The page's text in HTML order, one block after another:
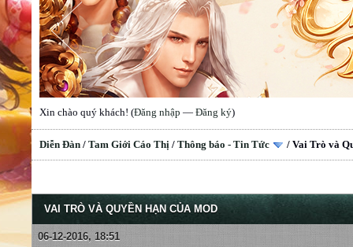
Xin chào quý khách! (Đăng nhập — Đăng ký)
Diễn Đàn / Tam Giới Cáo Thị / Thông báo - Tin Tức / Vai Trò và
VAI TRÒ VÀ QUYỀN HẠN CỦA MOD
06-12-2016, 18:51